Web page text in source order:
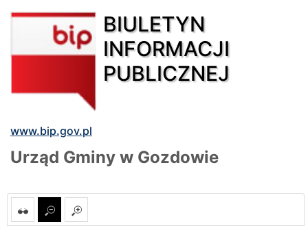
BIULETYN
INFORMACJI
PUBLICZNEJ
www.bip.gov.pl
Urząd Gminy w Gozdowie